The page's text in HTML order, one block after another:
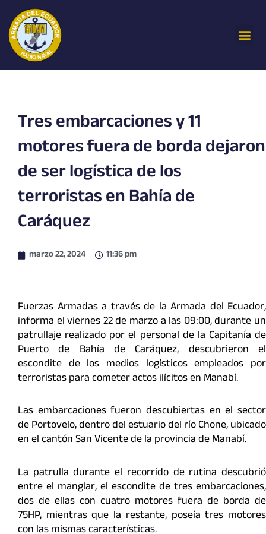
contenido
Tres embarcaciones y 11
motores fuera de borda dejaron
de ser logística de los
terroristas en Bahía de
Caráquez
marzo 22, 2024 11:36 pm
Fuerzas Armadas a través de la Armada del Ecuador,
informa el viernes 22 de marzo a las 09:00, durante un
patrullaje realizado por el personal de la Capitanía de
Puerto de Bahía de Caráquez, descubrieron el
escondite de los medios logísticos empleados por
terroristas para cometer actos ilícitos en Manabí.
Las embarcaciones fueron descubiertas en el sector
de Portovelo, dentro del estuario del río Chone, ubicado
en el cantón San Vicente de la provincia de Manabí.
La patrulla durante el recorrido de rutina descubrió
entre el manglar, el escondite de tres embarcaciones,
dos de ellas con cuatro motores fuera de borda de
75HP, mientras que la restante, poseía tres motores
con las mismas características.